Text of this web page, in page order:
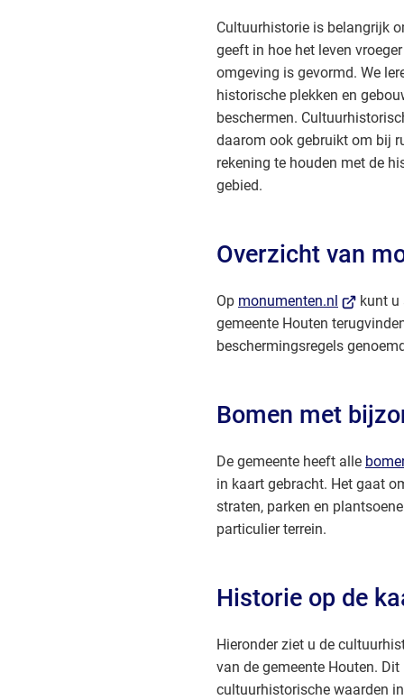
Cultuurhistorie is belangrijk
geeft in hoe het leven
omgeving is gevormd. We
historische plekken en
beschermen.
daarom ook gebruikt om bij
rekening te houden met de
gebied.
Overzicht van
Op monumenten.nl (Verwijst
naar
een
kunt u
gemeente Houten
beschermingsregels
Bomen met
De gemeente heeft alle
in kaart gebracht. Het gaat
straten, parken en
particulier terrein.
Historie op de
Hieronder ziet u de
van de gemeente Houten.
cultuurhistorische waarden